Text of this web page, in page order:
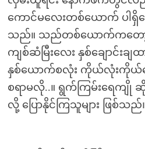
ကောင်မလေးတစ်ယောက် ပါရှိ
သည်။ သည်တစ်ယောက်ကတော့
ကျစ်ဆံမြီးလေး နှစ်ချောင်းခ
နှစ်ယောက်စလုံး ကိုယ်လုံးကိုယ်ပ
စရာမလို..။ ရွက်ကြမ်းရေက
လို့ ပြောနိုင်ကြသူများ ဖြစ်သည်